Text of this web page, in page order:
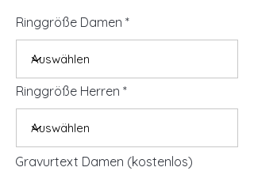
Ringgröße Damen
Ringgröße Herren
Gravurtext Damen (kostenlos)